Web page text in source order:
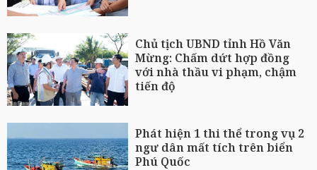
Chủ tịch UBND tỉnh Hồ Văn
Mừng: Chấm dứt hợp đồng
với nhà thầu vi phạm, chậm
tiến độ
Phát hiện 1 thi thể trong vụ 2
ngư dân mất tích trên biển
Phú Quốc